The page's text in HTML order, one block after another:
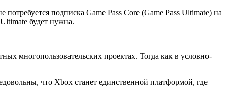
подписка Game Pass Core (Game Pass Ultimate) на
будет нужна.
многопользовательских проектах. Тогда как в условно-
что Xbox станет единственной платформой, где